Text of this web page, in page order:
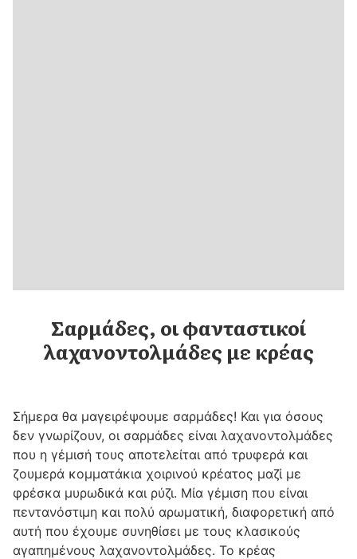
Σαρμάδες, οι φανταστικοί
λαχανοντολμάδες με κρέας
Σήμερα θα μαγειρέψουμε σαρμάδες! Και για όσους
δεν γνωρίζουν, οι σαρμάδες είναι λαχανοντολμάδες
που η γέμισή τους αποτελείται από τρυφερά και
ζουμερά κομματάκια χοιρινού κρέατος μαζί με
φρέσκα μυρωδικά και ρύζι. Μία γέμιση που είναι
πεντανόστιμη και πολύ αρωματική, διαφορετική από
αυτή που έχουμε συνηθίσει με τους κλασικούς
αγαπημένους λαχανοντολμάδες. Το κρέας